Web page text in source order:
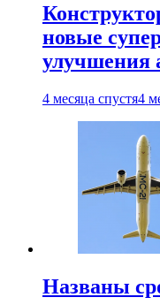
новые
улучшения
4 месяца спустя4
Названы